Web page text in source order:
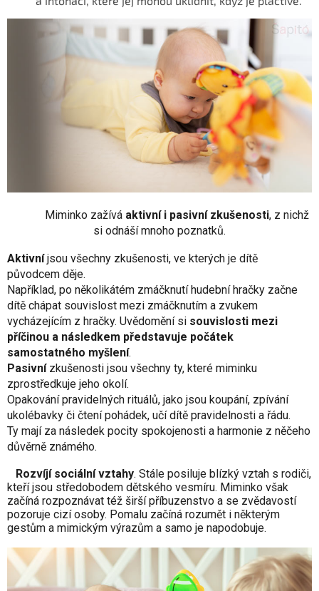
Miminko zažívá aktivní i pasivní zkušenosti, z nichž
si odnáší mnoho poznatků.
Aktivníjsou všechny zkušenosti, ve kterých je dítě
původcem děje.
Například, po několikátém zmáčknutí hudební hračky začne
dítě chápat souvislost mezi zmáčknutím a zvukem
vycházejícím z hračky. Uvědomění si souvislosti mezi
příčinou a následkem představuje počátek
samostatného myšlení.
Pasivnízkušenosti jsou všechny ty, které miminku
zprostředkuje jeho okolí.
Opakování pravidelných rituálů, jako jsou koupání, zpívání
ukolébavky či čtení pohádek, učí dítě pravidelnosti a řádu.
Ty mají za následek pocity spokojenosti a harmonie z něčeho
důvěrně známého.
Rozvíjí sociální vztahy. Stále posiluje blízký vztah s rodiči,
kteří jsou středobodem dětského vesmíru. Miminko však
začíná rozpoznávat též širší příbuzenstvo a se zvědavostí
pozoruje cizí osoby. Pomalu začíná rozumět i některým
gestům a mimickým výrazům a samo je napodobuje.